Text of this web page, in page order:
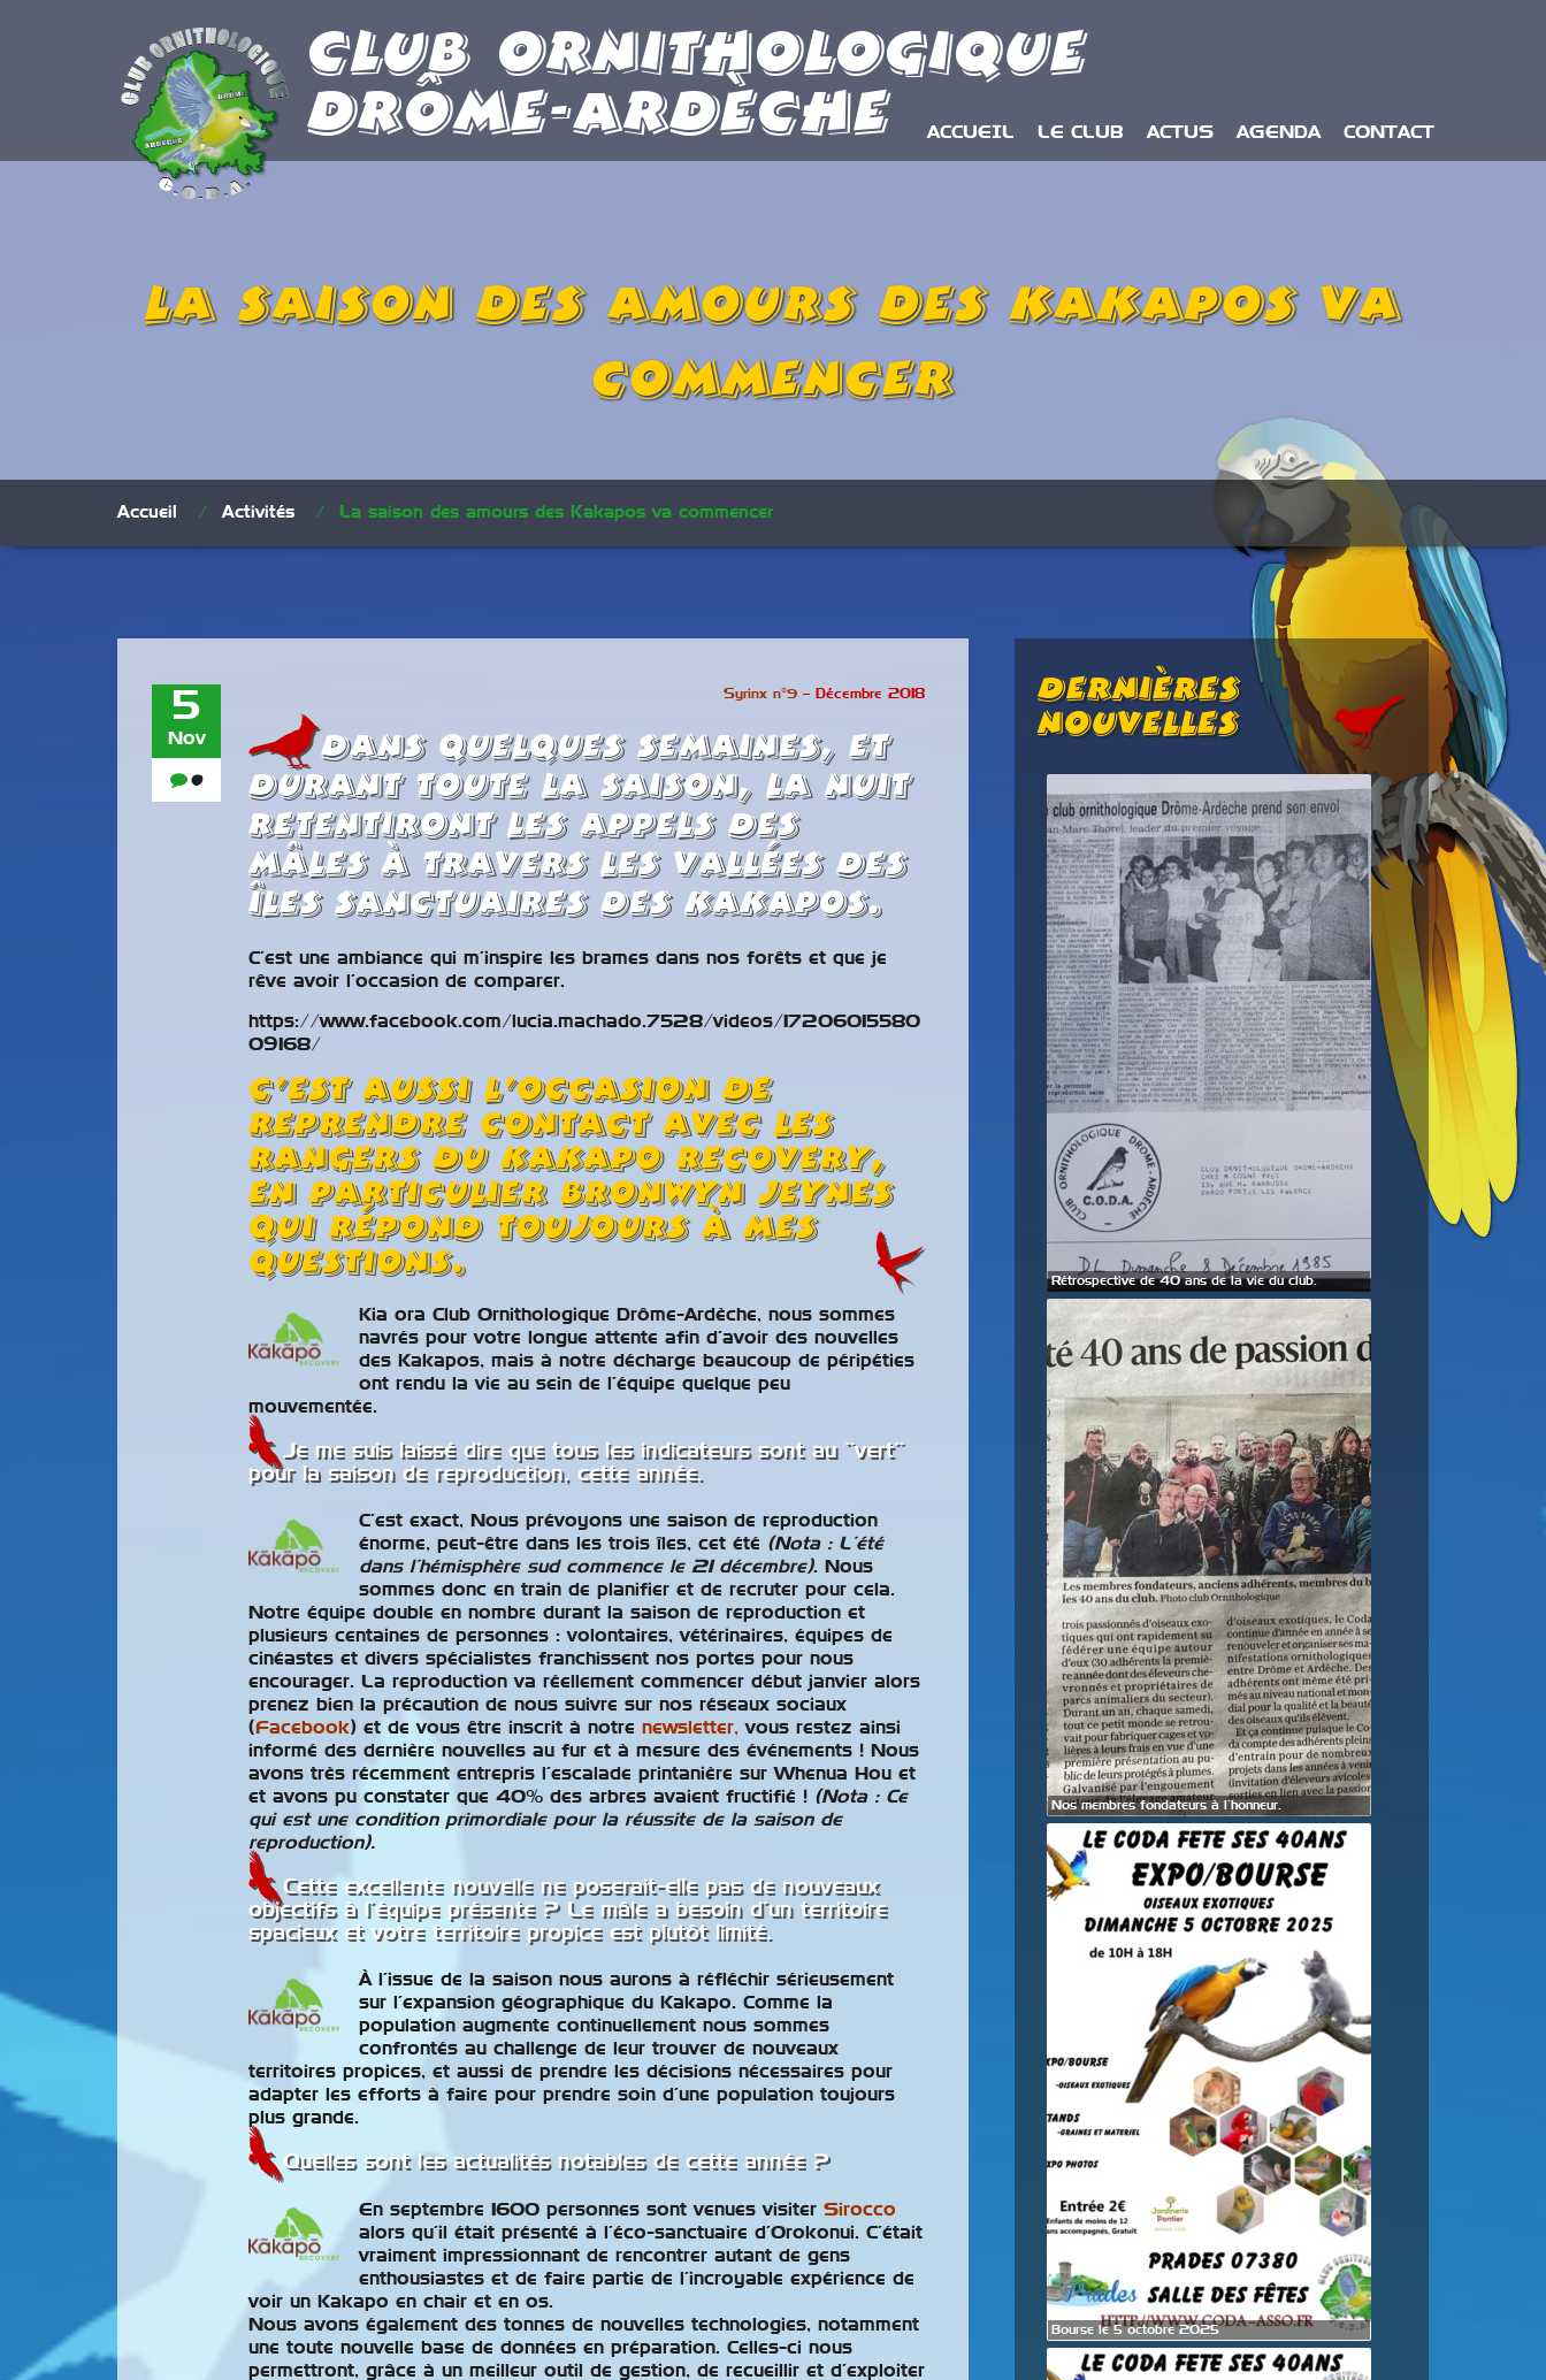
Club Ornithologique
Drôme-Ardèche
ACCUEIL LE CLUB ACTUS AGENDA CONTACT
La saison des amours des Kakapos va
commencer
Accueil /Activités / La saison des amours des Kakapos va commencer
5
Nov
0
Syrinx n°9– Décembre 2018
Dans quelques semaines, et
durant toute la saison, la nuit
retentiront les appels des
mâles à travers les vallées des
îles sanctuaires des Kakapos.
C’est une ambiance qui m’inspire les brames dans nos forêts et que je
rêve avoir l’occasion de comparer.
https://www.facebook.com/lucia.machado.7528/videos/17206015580
09168/
C’est aussi l’occasion de
reprendre contact avec les
rangers du Kakapo recovery,
en particulier Bronwyn Jeynes
qui répond toujours à mes
questions.
Kia ora Club Ornithologique Drôme-Ardèche, nous sommes
navrés pour votre longue attente afin d’avoir des nouvelles
des Kakapos, mais à notre décharge beaucoup de péripéties
ont rendu la vie au sein de l’équipe quelque peu
mouvementée.
Je me suis laissé dire que tous les indicateurs sont au “vert”
pour la saison de reproduction, cette année.
C’est exact, Nous prévoyons une saison de reproduction
énorme, peut-être dans les trois îles, cet été (Nota : L’été
dans l’hémisphère sud commence le 21 décembre). Nous
sommes donc en train de planifier et de recruter pour cela.
Notre équipe double en nombre durant la saison de reproduction et
plusieurs centaines de personnes : volontaires, vétérinaires, équipes de
cinéastes et divers spécialistes franchissent nos portes pour nous
encourager. La reproduction va réellement commencer début janvier alors
prenez bien la précaution de nous suivre sur nos réseaux sociaux
(Facebook) et de vous être inscrit à notre newsletter,vous restez ainsi
informé des dernière nouvelles au fur et à mesure des événements ! Nous
avons très récemment entrepris l’escalade printanière sur Whenua Hou et
et avons pu constater que 40% des arbres avaient fructifié ! (Nota : Ce
qui est une condition primordiale pour la réussite de la saison de
reproduction).
Cette excellente nouvelle ne poserait-elle pas de nouveaux
objectifs à l’équipe présente ? Le mâle a besoin d’un territoire
spacieux et votre territoire propice est plutôt limité.
À l’issue de la saison nous aurons à réfléchir sérieusement
sur l’expansion géographique du Kakapo. Comme la
population augmente continuellement nous sommes
confrontés au challenge de leur trouver de nouveaux
territoires propices, et aussi de prendre les décisions nécessaires pour
adapter les efforts à faire pour prendre soin d’une population toujours
plus grande.
Quelles sont les actualités notables de cette année ?
En septembre 1600 personnes sont venues visiter Sirocco
alors qu’il était présenté à l’éco-sanctuaire d’Orokonui. C’était
vraiment impressionnant de rencontrer autant de gens
enthousiastes et de faire partie de l’incroyable expérience de
voir un Kakapo en chair et en os.
Nous avons également des tonnes de nouvelles technologies, notamment
une toute nouvelle base de données en préparation. Celles-ci nous
permettront, grâce à un meilleur outil de gestion, de recueillir et d’exploiter
Dernières
Nouvelles
Rétrospective de 40 ans de la vie du club.
Nos membres fondateurs à l’honneur.
Bourse le 5 octobre 2025